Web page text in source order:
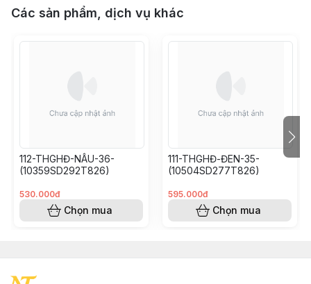
Các sản phẩm, dịch vụ khác
112-THGHĐ-NÂU-36-
(10359SD292T826)
530.000đ
Chọn mua
111-THGHĐ-ĐEN-35-
(10504SD277T826)
595.000đ
Chọn mua